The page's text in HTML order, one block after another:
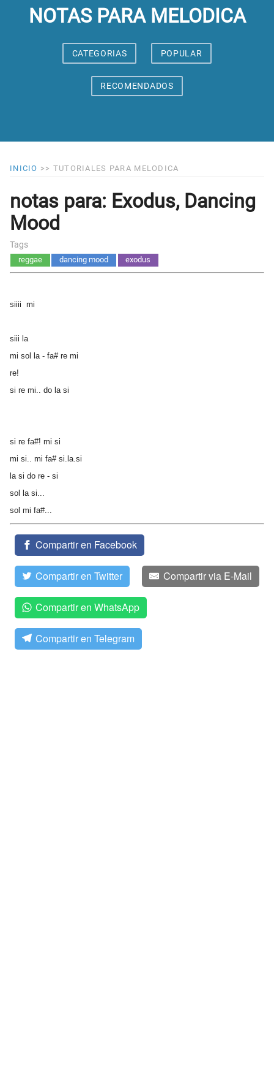
NOTAS PARA MELODICA
CATEGORIAS POPULAR
RECOMENDADOS
INICIO >> TUTORIALES PARA MELODICA
notas para: Exodus, Dancing
Mood
Tags
reggae dancing mood exodus
siiii mi
siii la
mi sol la - fa# re mi
re!
si re mi.. do la si
si re fa#! mi si
mi si.. mi fa# si.la.si
la si do re - si
sol la si...
sol mi fa#...
Compartir en Facebook
Compartir en Twitter Compartir via E-Mail
Compartir en WhatsApp
Compartir en Telegram